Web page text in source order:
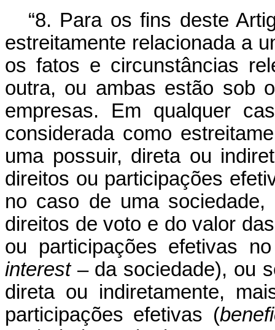
“8. Para os fins deste
estreitamente relacionada a
os fatos e circunstâncias
outra, ou ambas estão sob
empresas. Em qualquer
considerada como
uma possuir, direta ou
direitos ou participações
no caso de uma
direitos de voto e do valor
ou participações efetivas
interest– da sociedade), ou
direta ou indiretamente,
participações efetivas (